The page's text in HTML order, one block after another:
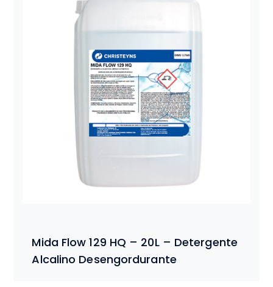
Mida Flow 129 HQ – 20L – Detergente
Alcalino Desengordurante